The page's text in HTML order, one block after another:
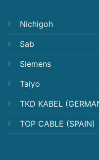
Nichigoh
Sab
Siemens
Taiyo
TKD KABEL
TOP CABLE (SPAIN)